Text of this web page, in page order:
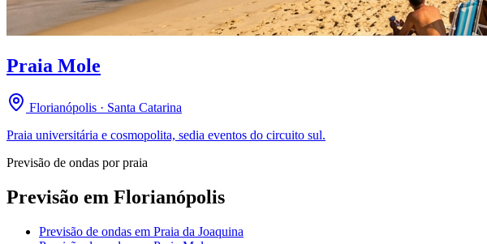
Praia Mole
Florianópolis · Santa Catarina
Praia universitária e cosmopolita, sedia eventos do circuito sul.
Previsão de ondas por praia
Previsão em Florianópolis
Previsão de ondas em Praia da Joaquina